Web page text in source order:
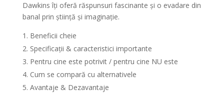
Dawkins îți oferă răspunsuri fascinante și o evadare din
banal prin știință și imaginație.
Beneficii cheie
Specificații & caracteristici importante
Pentru cine este potrivit / pentru cine NU este
Cum se compară cu alternativele
Avantaje & Dezavantaje